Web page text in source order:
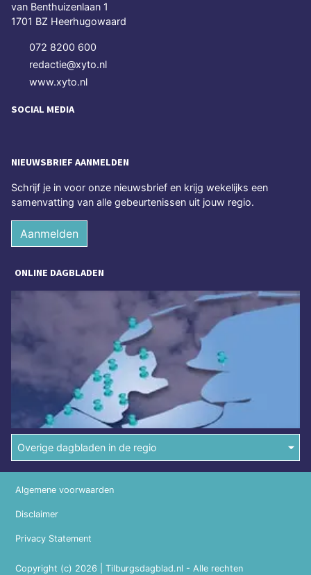
van Benthuizenlaan 1
1701 BZ Heerhugowaard
072 8200 600
redactie@xyto.nl
www.xyto.nl
SOCIAL MEDIA
NIEUWSBRIEF AANMELDEN
Schrijf je in voor onze nieuwsbrief en krijg wekelijks een
samenvatting van alle gebeurtenissen uit jouw regio.
Aanmelden
ONLINE DAGBLADEN
Overige dagbladen in de regio
Copyright (c) 2026 | Tilburgsdagblad.nl - Alle rechten
Algemene voorwaarden
Disclaimer
Privacy Statement